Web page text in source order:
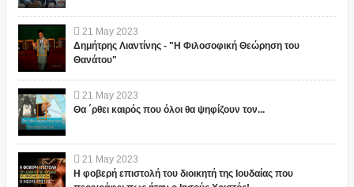
21 May 2023
Δημήτρης Λιαντίνης - "Η Φιλοσοφική Θεώρηση του
Θανάτου"
21 May 2023
Θα ΄ρθει καιρός που όλοι θα ψηφίζουν τον...
21 May 2023
Η φοβερή επιστολή του διοικητή της Ιουδαίας που